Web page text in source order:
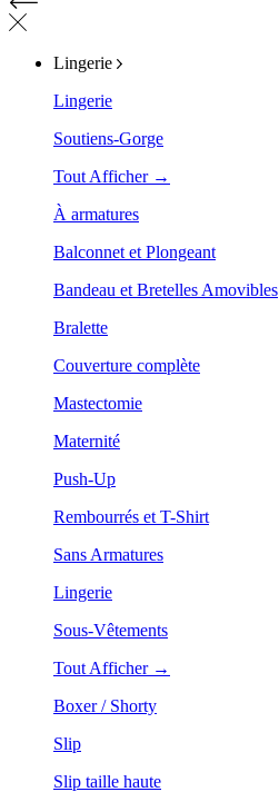
Lingerie
Lingerie
Soutiens-Gorge
Tout Afficher →
À armatures
Balconnet et Plongeant
Bandeau et Bretelles Amovibles
Bralette
Couverture complète
Mastectomie
Maternité
Push-Up
Rembourrés et T-Shirt
Sans Armatures
Lingerie
Sous-Vêtements
Tout Afficher →
Boxer / Shorty
Slip
Slip taille haute